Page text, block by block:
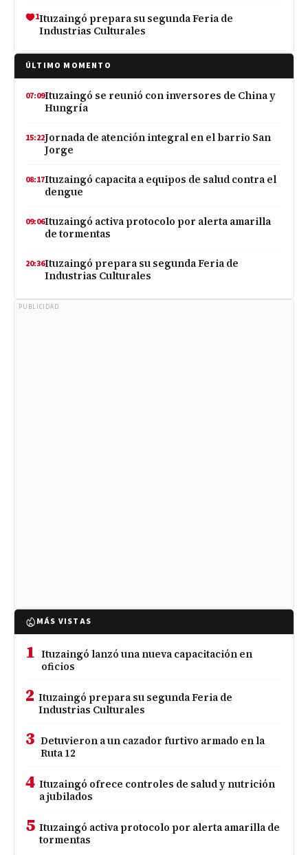
1Ituzaingó prepara su segunda Feria de
Industrias Culturales
ÚLTIMO MOMENTO
07:09Ituzaingó se reunió con inversores de China y
Hungría
15:22Jornada de atención integral en el barrio San
Jorge
08:17Ituzaingó capacita a equipos de salud contra el
dengue
09:06Ituzaingó activa protocolo por alerta amarilla
de tormentas
20:36Ituzaingó prepara su segunda Feria de
Industrias Culturales
PUBLICIDAD
MÁS VISTAS
1 Ituzaingó lanzó una nueva capacitación en
oficios
2 Ituzaingó prepara su segunda Feria de
Industrias Culturales
3 Detuvieron a un cazador furtivo armado en la
Ruta 12
4 Ituzaingó ofrece controles de salud y nutrición
a jubilados
5 Ituzaingó activa protocolo por alerta amarilla de
tormentas